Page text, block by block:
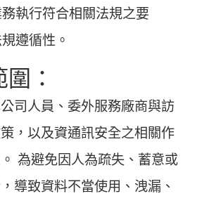
執行符合相關法規之要
遵循性。
：
司人員、委外服務廠商與訪
，以及資通訊安全之相關作
為避免因人為疏失、蓄意或
導致資料不當使用、洩漏、